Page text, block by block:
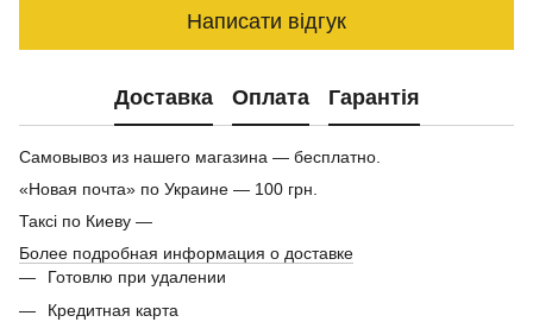
Написати відгук
Доставка Оплата Гарантія
Самовывоз из нашего магазина — бесплатно.
«Новая почта» по Украине — 100 грн.
Таксі по Киеву —
Более подробная информация о доставке
Готовлю при удалении
Кредитная карта